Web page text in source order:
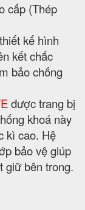
cấp (Thép
thiết kế hình
kết chắc
bảo chống
được trang bị
khoá này
kì cao. Hệ
bảo vệ giúp
giữ bên trong.